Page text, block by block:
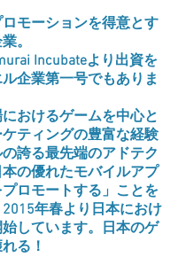
モーションを得意とす
。
Incubateより出資を
企業第一号でもありま
おけるゲームを中心と
ティングの豊富な経験
誇る最先端のアドテク
本の優れたモバイルアプ
ロモートする」ことを
年春より日本におけ
しています。日本のゲ
る！